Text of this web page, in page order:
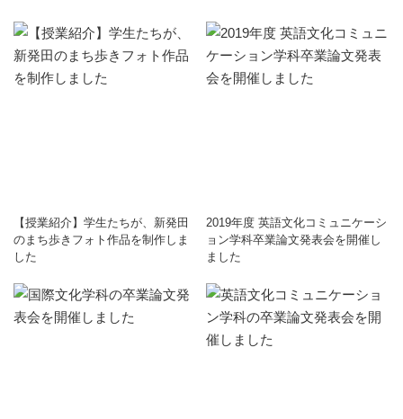
【授業紹介】学生たちが、新発田
のまち歩きフォト作品を制作しま
した
2019年度 英語文化コミュニケーシ
ョン学科卒業論文発表会を開催し
ました